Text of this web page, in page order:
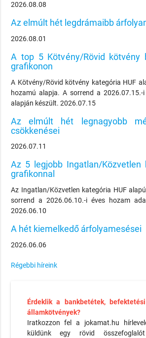
2026.08.08
Az elmúlt hét legdrámaibb
2026.08.01
A top 5 Kötvény/Rövid kötvény
grafikonon
A Kötvény/Rövid kötvény kategória HUF
hozamú alapja. A sorrend a
alapján készült. 2026.07.15
Az elmúlt hét legnagyobb
csökkenései
2026.07.11
Az 5 legjobb Ingatlan/Közvetlen
grafikonnal
Az Ingatlan/Közvetlen kategória HUF
sorrend a 2026.06.10.-i éves hozam
2026.06.10
A hét kiemelkedő árfolyamesései
2026.06.06
Régebbi híreink
Érdeklik a bankbetétek,
államkötvények?
Iratkozzon fel a jokamat.hu
küldünk egy rövid